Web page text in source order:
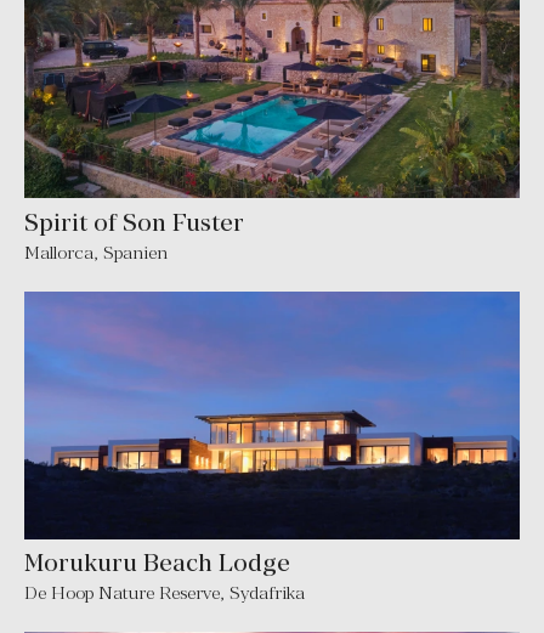
Spirit of Son Fuster
Mallorca, Spanien
Morukuru Beach Lodge
De Hoop Nature Reserve, Sydafrika